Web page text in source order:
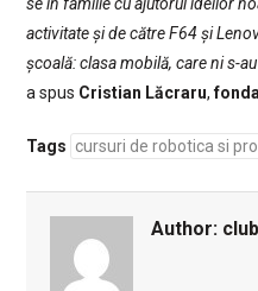
se în familie cu ajutorul ideilor
activitate și de către F64 și
școală: clasa mobilă, care ni s-
a spus Cristian Lăcraru,
Tags cursuri de robotica si
Author: